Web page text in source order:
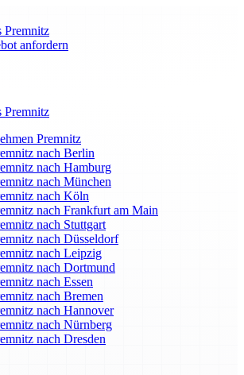
Premnitz
anfordern
Premnitz
Premnitz
nach Berlin
nach Hamburg
nach München
nach Köln
nach Frankfurt am Main
nach Stuttgart
nach Düsseldorf
nach Leipzig
nach Dortmund
nach Essen
nach Bremen
nach Hannover
nach Nürnberg
nach Dresden